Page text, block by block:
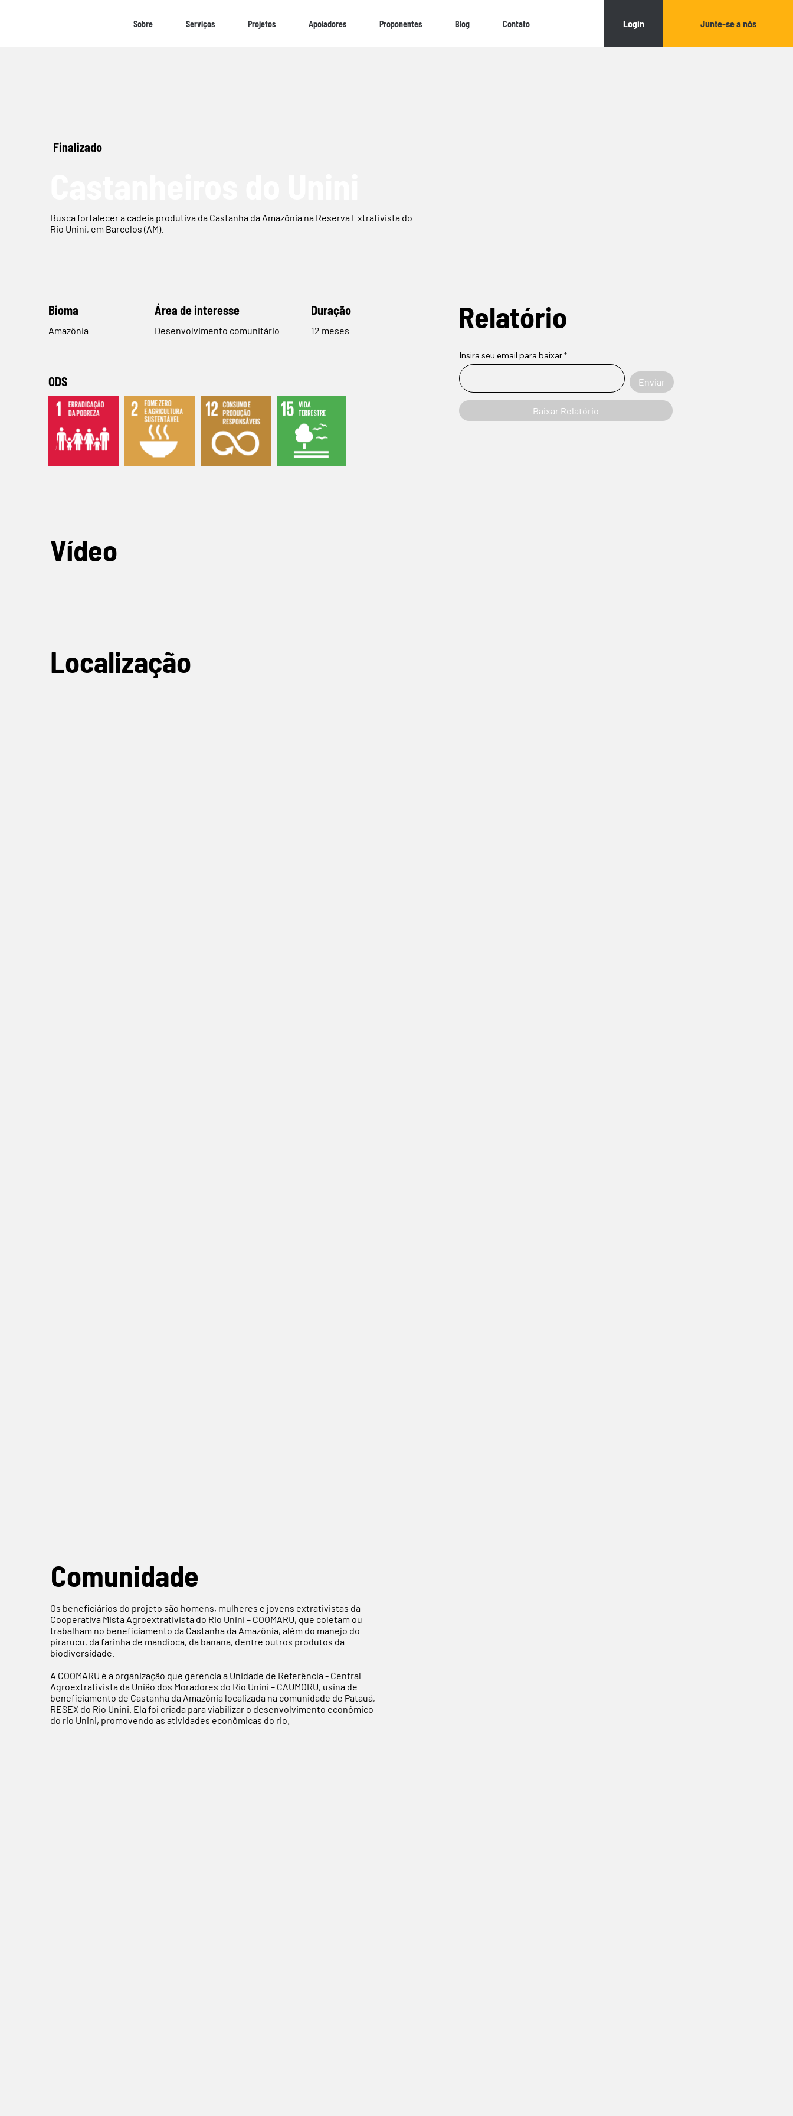
Sobre Serviços Projetos Apoiadores Proponentes Blog Contato Login Junte-se a nós
Finalizado
Busca fortalecer a cadeia produtiva da Castanha da Amazônia na Reserva Extrativista do
Rio Unini, em Barcelos (AM).
Bioma
Amazônia
​Área de interesse
Desenvolvimento comunitário
Duração
12 meses Relatório
Insira seu email para baixar
Enviar
Baixar Relatório
ODS
Vídeo
Localização
Comunidade
Os beneficiários do projeto são homens, mulheres e jovens extrativistas da
Cooperativa Mista Agroextrativista do Rio Unini – COOMARU, que coletam ou
trabalham no beneficiamento da Castanha da Amazônia, além do manejo do
pirarucu, da farinha de mandioca, da banana, dentre outros produtos da
biodiversidade.
A COOMARU é a organização que gerencia a Unidade de Referência - Central
Agroextrativista da União dos Moradores do Rio Unini – CAUMORU, usina de
beneficiamento de Castanha da Amazônia localizada na comunidade de Patauá,
RESEX do Rio Unini. Ela foi criada para viabilizar o desenvolvimento econômico
do rio Unini, promovendo as atividades econômicas do rio.